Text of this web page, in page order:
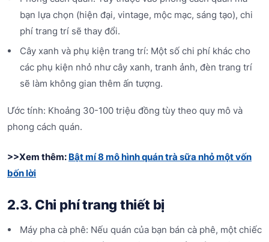
bạn lựa chọn (hiện đại, vintage, mộc mạc, sáng tạo), chi
phí trang trí sẽ thay đổi.
Cây xanh và phụ kiện trang trí: Một số chi phí khác cho
các phụ kiện nhỏ như cây xanh, tranh ảnh, đèn trang trí
sẽ làm không gian thêm ấn tượng.
Ước tính: Khoảng 30-100 triệu đồng tùy theo quy mô và
phong cách quán.
>>Xem thêm: Bật mí 8 mô hình quán trà sữa nhỏ một vốn
bốn lời
2.3. Chi phí trang thiết bị
Máy pha cà phê: Nếu quán của bạn bán cà phê, một chiếc